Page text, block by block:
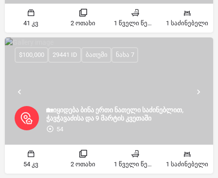
41 კვ 2 ოთახი 1 წველი წერტილი 1 საძინებელი
🏡იყიდება ბინა ერთი ნათელი საძინებლით,
ჭავჭავაძისა და 9 მარტის კვეთაში
54
$100,000 29441 ID ბათუმი ნახა 7
54 კვ 2 ოთახი 1 წველი წერტილი 1 საძინებელი